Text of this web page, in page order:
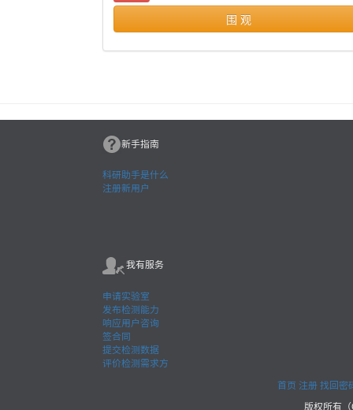
围 观
新手指南
科研助手是什么
注册新用户
我有服务
申请实验室
发布检测能力
响应用户咨询
签合同
提交检测数据
评价检测需求方
首页 注册找回密
版权所有